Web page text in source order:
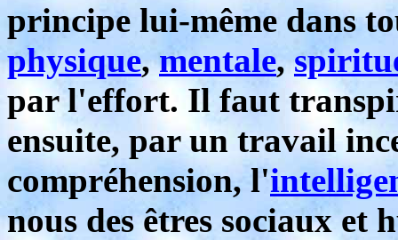
principe lui-même dans
physique,mentale,
par l'effort. Il faut
ensuite, par un travail
compréhension, l'
nous des êtres sociaux et